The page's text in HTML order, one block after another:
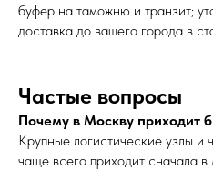
буфер на таможню и транзит;
доставка до вашего города в
Частые вопросы
Почему в Москву приходит
Крупные логистические узлы и
чаще всего приходит сначала